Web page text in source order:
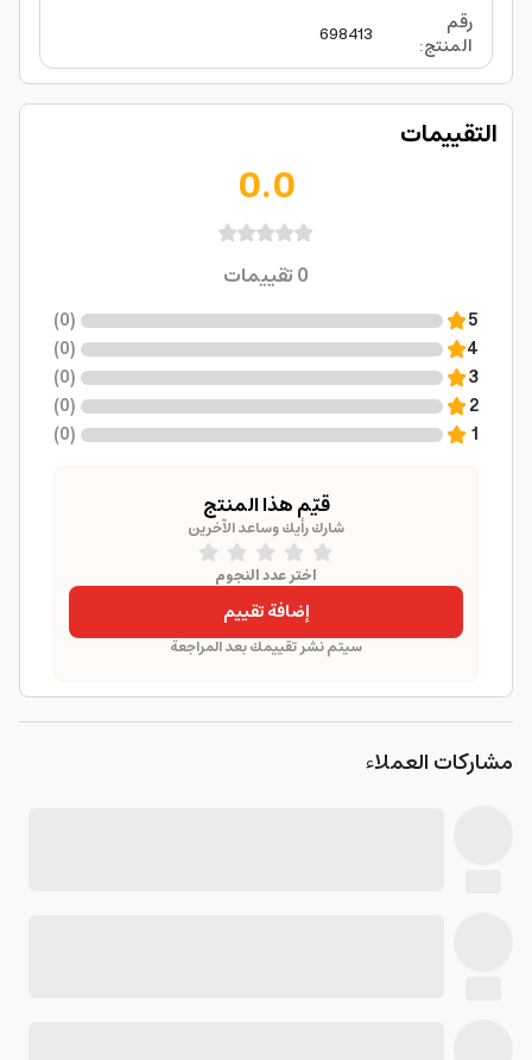
رقم
المنتج:
698413
التقييمات
0.0
0تقييمات
5
(
0
)
4
(
0
)
3
(
0
)
2
(
0
)
1
(
0
)
قيّم هذا المنتج
شارك رأيك وساعد الآخرين
اختر عدد النجوم
إضافة تقييم
سيتم نشر تقييمك بعد المراجعة
مشاركات العملاء